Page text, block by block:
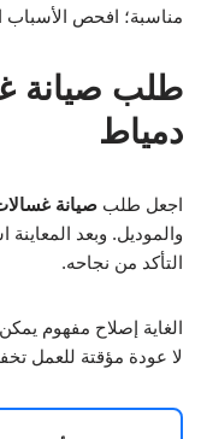
مناسبة؛ افحص الأسباب
طلب صيانة
دمياط
اجعل طلب صيانة
والموديل. وبعد
التأكد من نجاحه.
الغاية إصلاح مفهوم
لا عودة مؤقتة للعمل